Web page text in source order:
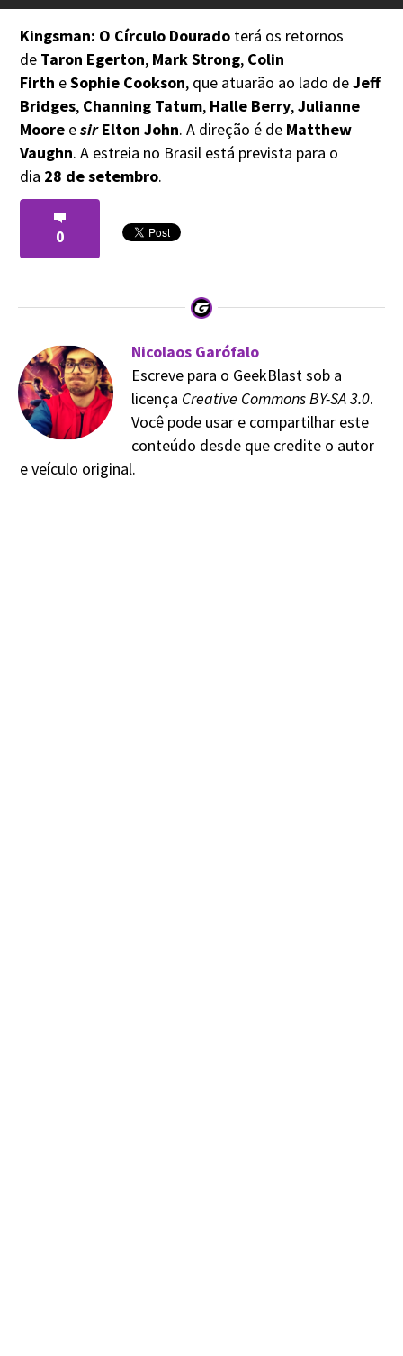
Kingsman: O Círculo Dourado terá os retornos
de Taron Egerton, Mark Strong, Colin
Firth eSophie Cookson, que atuarão ao lado deJeff
Bridges, Channing Tatum, Halle Berry,Julianne
Moore esirElton John. A direção é de Matthew
Vaughn. A estreia no Brasil está prevista para o
dia 28 de setembro.
0
Nicolaos Garófalo
Escreve para o GeekBlast sob a
licença Creative Commons BY-SA 3.0.
Você pode usar e compartilhar este
conteúdo desde que credite o autor
e veículo original.